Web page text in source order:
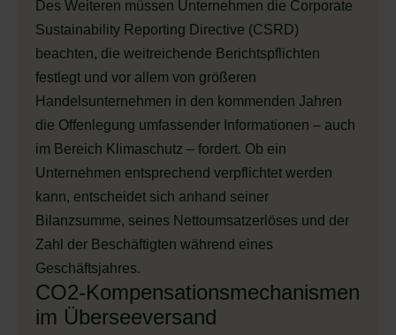
Des Weiteren müssen Unternehmen die Corporate
Sustainability Reporting Directive (CSRD)
beachten, die weitreichende Berichtspflichten
festlegt und vor allem von größeren
Handelsunternehmen in den kommenden Jahren
die Offenlegung umfassender Informationen – auch
im Bereich Klimaschutz – fordert. Ob ein
Unternehmen entsprechend verpflichtet werden
kann, entscheidet sich anhand seiner
Bilanzsumme, seines Nettoumsatzerlöses und der
Zahl der Beschäftigten während eines
Geschäftsjahres.
CO2-Kompensationsmechanismen
im Überseeversand